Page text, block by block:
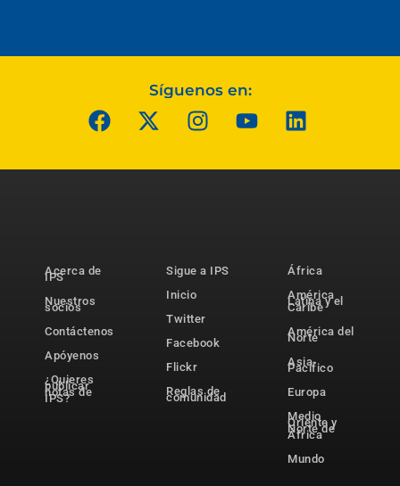
Síguenos en:
Acerca de
IPS
Nuestros
socios
Contáctenos
Apóyenos
¿Quieres
publicar
notas de
IPS?
Sigue a IPS
Inicio
Twitter
Facebook
Flickr
Reglas de
comunidad
África
América
Latina y el
Caribe
América del
Norte
Asia-
Pacífico
Europa
Medio
Oriente y
Norte de
África
Mundo